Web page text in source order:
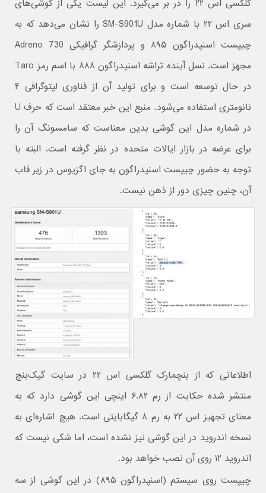
گلکسی اس ۲۲ را در بر می‌گیرد. این لیست یکی از گوشی‌های
سری اس ۲۲ با شماره مدل SM-S901U را نشان می‌دهد که به
چیپست اسنپدراگون ۸۹۵ و پردازشگر گرافیکی Adreno 730
مجهز است. نسل آینده تراشه اسنپدراگون ۸۸۸ با اسم رمز Taro
در حال توسعه است و برای تولید آن از فناوری لیتوگرافی ۴
نانومتری استفاده می‌شود. منبع این خبر معتقد است که حرف U
در شماره مدل این گوشی بدین معناست که سامسونگ آن را
برای عرضه در بازار ایالات متحده در نظر گرفته است. البته با
توجه به حضور چیپست اسنپدراگون به جای اگزیوس در زیر قاب
آن، چنین چیزی دور از ذهن نیست.
اطلاعاتی که از بنچمارک گلکسی اس ۲۲ در سایت گیک‌بنچ
منتشر شده حکایت از رم ۶.۸۲ اینچی این گوشی دارد که به
معنای تجهیز اس ۲۲ به رم ۸ گیگابایتی است. هیچ اشاره‌ای به
نسخه اندروید در این گوشی نیز نشده است، اما شکی نیست که
اندروید ۱۲ روی آن نصب خواهد بود.
چیپست روی سیستم (اسنپدراگون ۸۹۵) در این گوشی از سه